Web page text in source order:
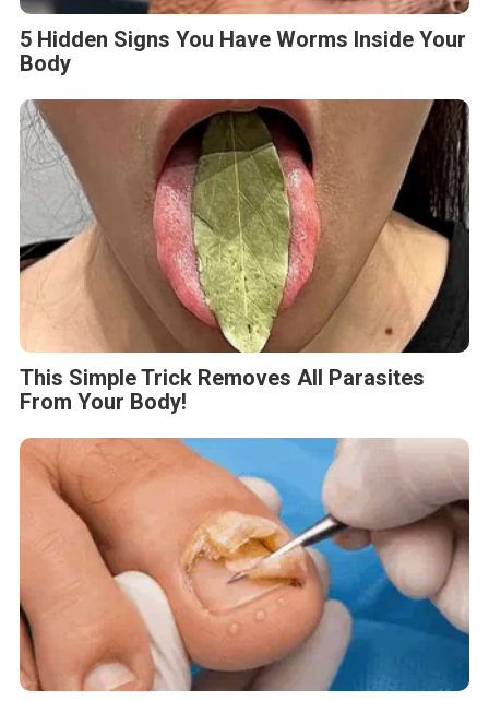
5 Hidden Signs You Have Worms Inside Your
Body
This Simple Trick Removes All Parasites
From Your Body!